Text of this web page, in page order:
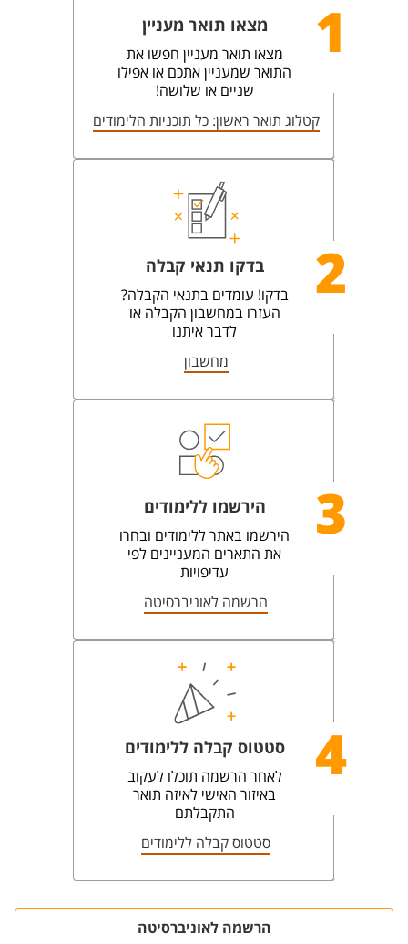
1 מצאו תואר מעניין
מצאו תואר מעניין חפשו את
התואר שמעניין אתכם או אפילו
שניים או שלושה!
קטלוג תואר ראשון: כל תוכניות הלימודים
2 בדקו תנאי קבלה
בדקו! עומדים בתנאי הקבלה?
העזרו במחשבון הקבלה או
לדבר איתנו
מחשבון
3 הירשמו ללימודים
הירשמו באתר ללימודים ובחרו
את התארים המעניינים לפי
עדיפויות
הרשמה לאוניברסיטה
4 סטטוס קבלה ללימודים
לאחר הרשמה תוכלו לעקוב
באיזור האישי לאיזה תואר
התקבלתם
סטטוס קבלה ללימודים
הרשמה לאוניברסיטה